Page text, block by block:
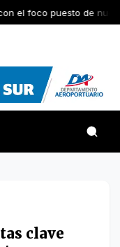
foco puesto de nuevo
clave